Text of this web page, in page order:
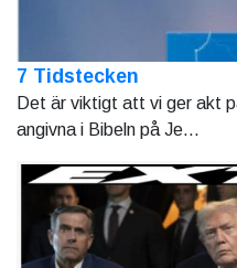
7 Tidstecken
Det är viktigt att vi ger akt
angivna i Bibeln på Je...